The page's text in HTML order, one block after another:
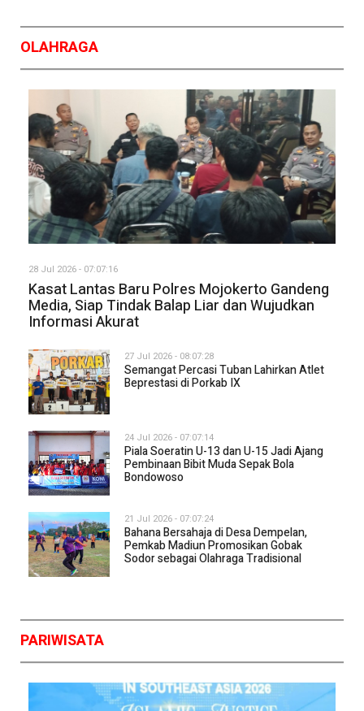
OLAHRAGA
28 Jul 2026 - 07:07:16
Kasat Lantas Baru Polres Mojokerto Gandeng
Media, Siap Tindak Balap Liar dan Wujudkan
Informasi Akurat
27 Jul 2026 - 08:07:28
Semangat Percasi Tuban Lahirkan Atlet
Beprestasi di Porkab IX
24 Jul 2026 - 07:07:14
Piala Soeratin U-13 dan U-15 Jadi Ajang
Pembinaan Bibit Muda Sepak Bola
Bondowoso
21 Jul 2026 - 07:07:24
Bahana Bersahaja di Desa Dempelan,
Pemkab Madiun Promosikan Gobak
Sodor sebagai Olahraga Tradisional
PARIWISATA